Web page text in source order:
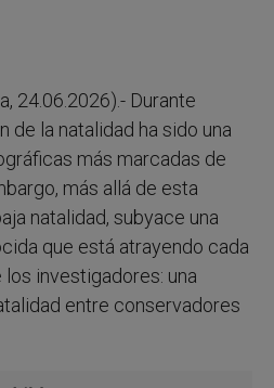
24.06.2026).- Durante
de la natalidad ha sido una
más marcadas de
más allá de esta
natalidad, subyace una
que está atrayendo cada
investigadores: una
entre conservadores